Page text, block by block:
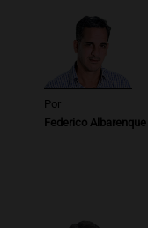
Por
Federico Albarenque